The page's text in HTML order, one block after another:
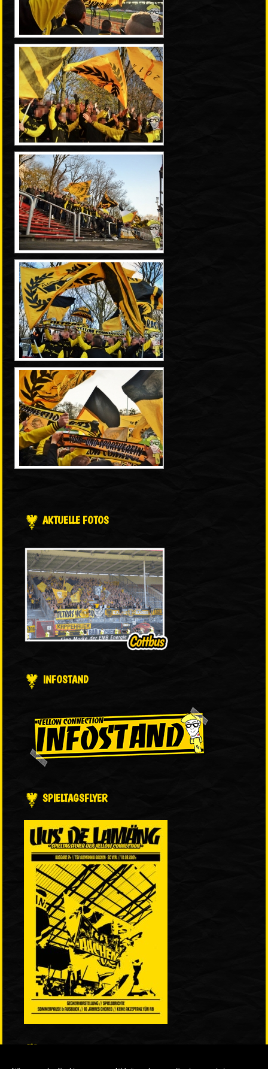
AKTUELLE FOTOS
INFOSTAND
SPIELTAGSFLYER